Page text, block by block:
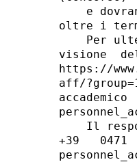
e
oltre i
Per
visione
https://
aff/
Il
+39